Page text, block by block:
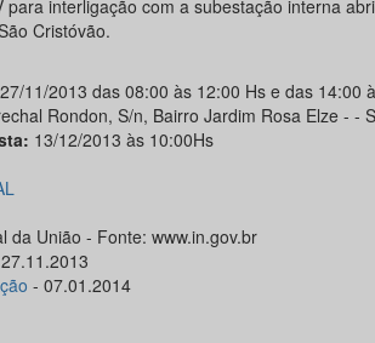
para interligação com a subestação interna
Cristóvão.
27/11/2013 das 08:00 às 12:00 Hs e das 14:00
Rondon, S/n, Bairro Jardim Rosa Elze - -
13/12/2013 às 10:00Hs
da União - Fonte: www.in.gov.br
- 07.01.2014